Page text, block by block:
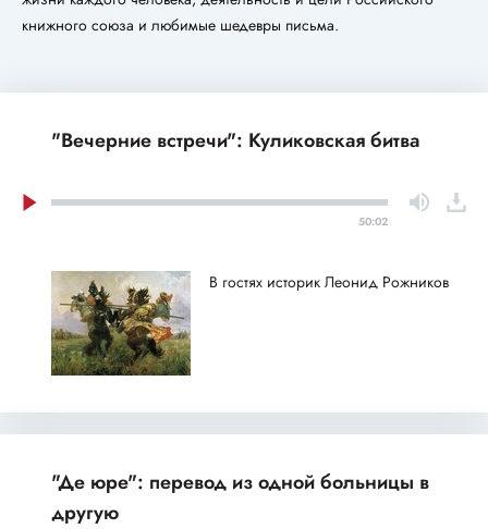
книжного союза и любимые шедевры письма.
"Вечерние встречи": Куликовская битва
50:02
В гостях историк Леонид Рожников
"Де юре": перевод из одной больницы в
другую